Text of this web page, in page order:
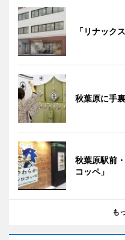
「リナック
秋葉原に手
秋葉原駅前
コッペ」
も